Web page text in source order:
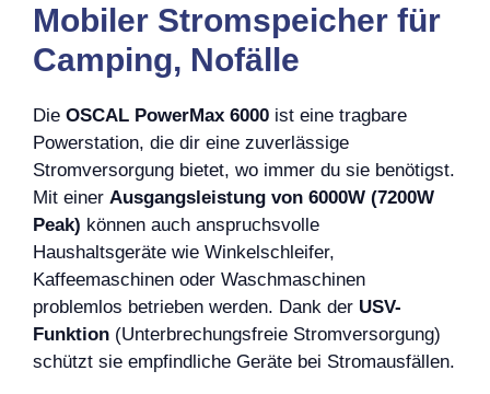
Mobiler Stromspeicher für
Camping, Nofälle
Die OSCAL PowerMax 6000 ist eine tragbare
Powerstation, die dir eine zuverlässige
Stromversorgung bietet, wo immer du sie benötigst.
Mit einer Ausgangsleistung von 6000W (7200W
Peak) können auch anspruchsvolle
Haushaltsgeräte wie Winkelschleifer,
Kaffeemaschinen oder Waschmaschinen
problemlos betrieben werden. Dank der USV-
Funktion (Unterbrechungsfreie Stromversorgung)
schützt sie empfindliche Geräte bei Stromausfällen.